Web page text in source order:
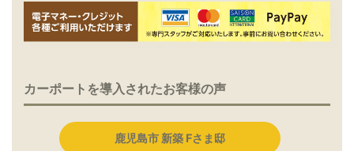
カーポートを導入されたお客様の声
鹿児島市 新築 Fさま邸